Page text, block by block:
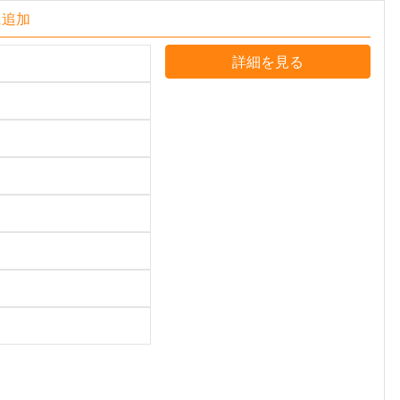
加
詳細を見る